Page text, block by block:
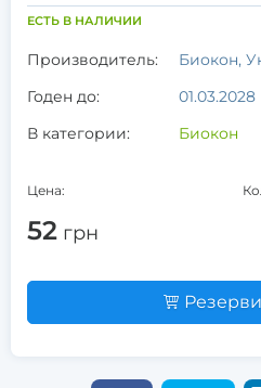
ЕСТЬ В НАЛИЧИИ
Производитель:
Биокон,
Годен до:
01.03.2028
В категории:
Биокон
Цена:
52 грн